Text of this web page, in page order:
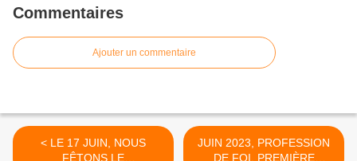
Commentaires
Ajouter un commentaire
< LE 17 JUIN, NOUS
FÊTONS LE
JUIN 2023, PROFESSION
DE FOI, PREMIÈRE